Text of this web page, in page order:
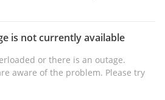
is not currently available
or there is an outage.
aware of the problem. Please try